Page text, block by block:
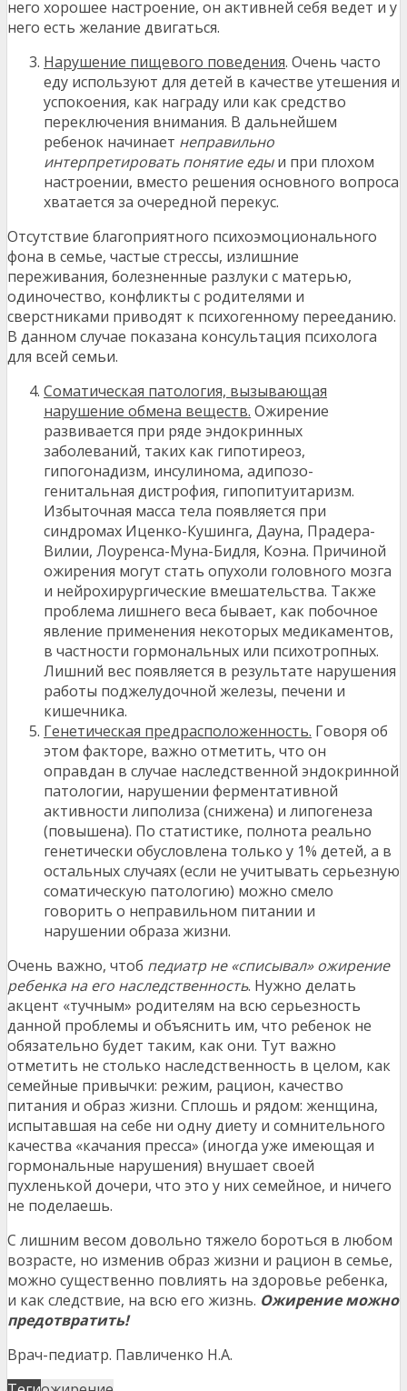
него хорошее настроение, он активней себя ведет и у
него есть желание двигаться.
Нарушение пищевого поведения. Очень часто
еду используют для детей в качестве утешения и
успокоения, как награду или как средство
переключения внимания. В дальнейшем
ребенок начинает неправильно
интерпретировать понятие едыи при плохом
настроении, вместо решения основного вопроса
хватается за очередной перекус.
Отсутствие благоприятного психоэмоционального
фона в семье, частые стрессы, излишние
переживания, болезненные разлуки с матерью,
одиночество, конфликты с родителями и
сверстниками приводят к психогенному перееданию.
В данном случае показана консультация психолога
для всей семьи.
Соматическая патология, вызывающая
нарушение обмена веществ. Ожирение
развивается при ряде эндокринных
заболеваний, таких как гипотиреоз,
гипогонадизм, инсулинома, адипозо-
генитальная дистрофия, гипопитуитаризм.
Избыточная масса тела появляется при
синдромах Иценко-Кушинга, Дауна, Прадера-
Вилии, Лоуренса-Муна-Бидля, Коэна. Причиной
ожирения могут стать опухоли головного мозга
и нейрохирургические вмешательства. Также
проблема лишнего веса бывает, как побочное
явление применения некоторых медикаментов,
в частности гормональных или психотропных.
Лишний вес появляется в результате нарушения
работы поджелудочной железы, печени и
кишечника.
Генетическая предрасположенность. Говоря об
этом факторе, важно отметить, что он
оправдан в случае наследственной эндокринной
патологии, нарушении ферментативной
активности липолиза (снижена) и липогенеза
(повышена). По статистике, полнота реально
генетически обусловлена только у 1% детей, а в
остальных случаях (если не учитывать серьезную
соматическую патологию) можно смело
говорить о неправильном питании и
нарушении образа жизни.
Очень важно, чтоб педиатр не «списывал» ожирение
ребенка на его наследственность. Нужно делать
акцент «тучным» родителям на всю серьезность
данной проблемы и объяснить им, что ребенок не
обязательно будет таким, как они. Тут важно
отметить не столько наследственность в целом, как
семейные привычки: режим, рацион, качество
питания и образ жизни. Сплошь и рядом: женщина,
испытавшая на себе ни одну диету и сомнительного
качества «качания пресса» (иногда уже имеющая и
гормональные нарушения) внушает своей
пухленькой дочери, что это у них семейное, и ничего
не поделаешь.
С лишним весом довольно тяжело бороться в любом
возрасте, но изменив образ жизни и рацион в семье,
можно существенно повлиять на здоровье ребенка,
и как следствие, на всю его жизнь. Ожирение можно
предотвратить!
Врач-педиатр. Павличенко Н.А.